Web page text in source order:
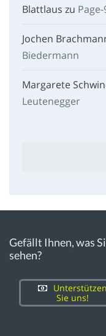
Blattlaus zu
Jochen
Biedermann
Margarete
Leutenegger
Gefällt Ihnen, was
sehen?
Unterstützen
Sie uns!